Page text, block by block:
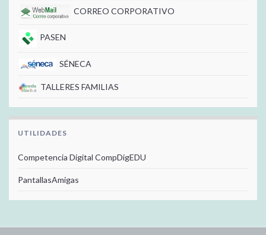
CORREO CORPORATIVO
PASEN
SÉNECA
TALLERES FAMILIAS
UTILIDADES
Competencia Digital CompDigEDU
PantallasAmigas